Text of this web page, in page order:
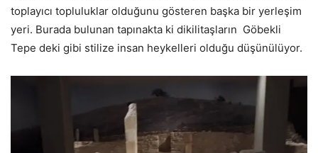
toplayıcı topluluklar olduğunu gösteren başka bir yerleşim
yeri. Burada bulunan tapınakta ki dikilitaşların Göbekli
Tepe deki gibi stilize insan heykelleri olduğu düşünülüyor.